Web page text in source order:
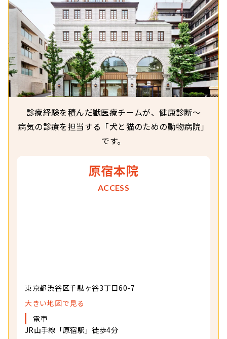
診療経験を積んだ獣医療チームが、健康診断〜
病気の診療を担当する 「犬と猫のための動物病院」
です。
原宿本院
ACCESS
東京都渋谷区千駄ヶ谷3丁目60-7
大きい地図で見る
電車
JR山手線「原宿駅」徒歩4分